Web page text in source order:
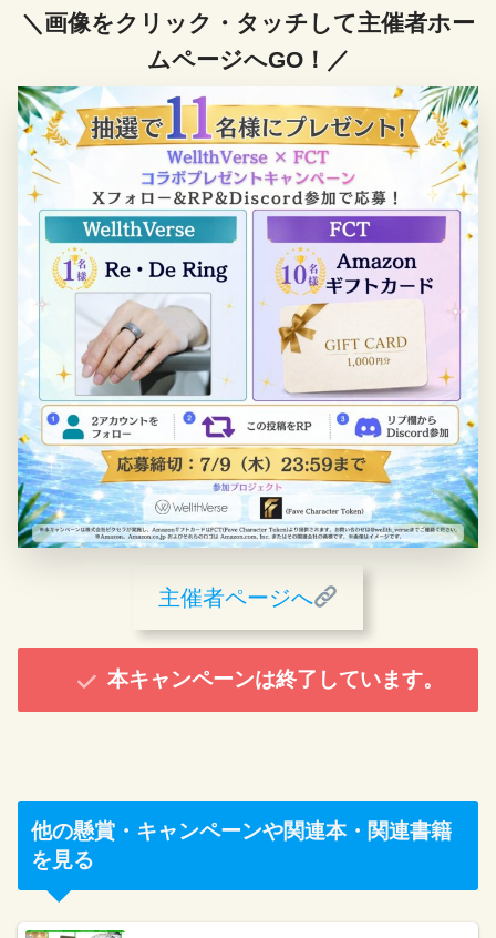
＼画像をクリック・タッチして主催者ホー
ムページへGO！／
主催者ページへ
本キャンペーンは終了しています。
他の懸賞・キャンペーンや関連本・関連書籍
を見る